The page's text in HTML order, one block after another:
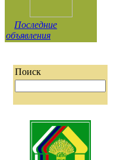
Последние
объявления
Поиск